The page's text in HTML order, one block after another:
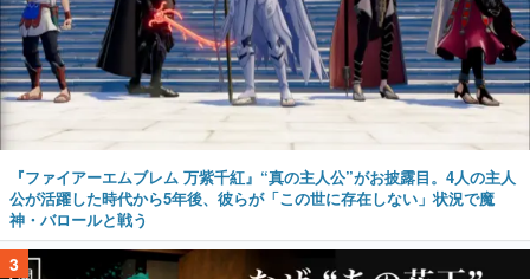
『ファイアーエムブレム 万紫千紅』“真の主人公”がお披露目。4人の主人
公が活躍した時代から5年後、彼らが「この世に存在しない」状況で魔
神・バロールと戦う
3